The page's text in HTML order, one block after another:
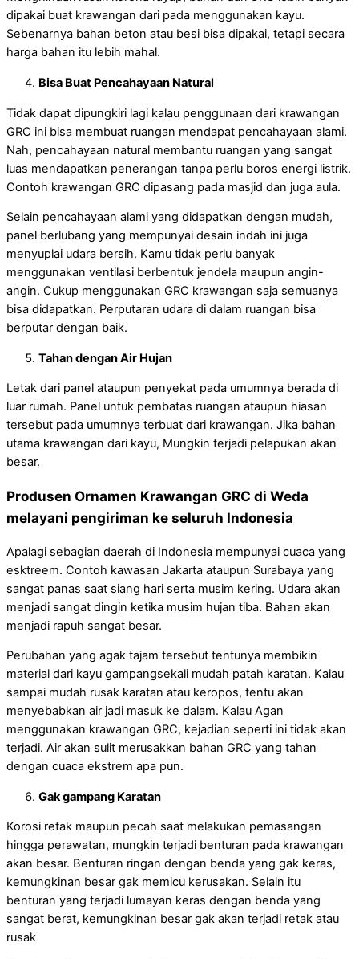
dipakai buat krawangan dari pada menggunakan kayu.
Sebenarnya bahan beton atau besi bisa dipakai, tetapi secara
harga bahan itu lebih mahal.
Bisa Buat Pencahayaan Natural
Tidak dapat dipungkiri lagi kalau penggunaan dari krawangan
GRC ini bisa membuat ruangan mendapat pencahayaan alami.
Nah, pencahayaan natural membantu ruangan yang sangat
luas mendapatkan penerangan tanpa perlu boros energi listrik.
Contoh krawangan GRC dipasang pada masjid dan juga aula.
Selain pencahayaan alami yang didapatkan dengan mudah,
panel berlubang yang mempunyai desain indah ini juga
menyuplai udara bersih. Kamu tidak perlu banyak
menggunakan ventilasi berbentuk jendela maupun angin-
angin. Cukup menggunakan GRC krawangan saja semuanya
bisa didapatkan. Perputaran udara di dalam ruangan bisa
berputar dengan baik.
Tahan dengan Air Hujan
Letak dari panel ataupun penyekat pada umumnya berada di
luar rumah. Panel untuk pembatas ruangan ataupun hiasan
tersebut pada umumnya terbuat dari krawangan. Jika bahan
utama krawangan dari kayu, Mungkin terjadi pelapukan akan
besar.
Produsen Ornamen Krawangan GRC di Weda
melayani pengiriman ke seluruh Indonesia
Apalagi sebagian daerah di Indonesia mempunyai cuaca yang
esktreem. Contoh kawasan Jakarta ataupun Surabaya yang
sangat panas saat siang hari serta musim kering. Udara akan
menjadi sangat dingin ketika musim hujan tiba. Bahan akan
menjadi rapuh sangat besar.
Perubahan yang agak tajam tersebut tentunya membikin
material dari kayu gampangsekali mudah patah karatan. Kalau
sampai mudah rusak karatan atau keropos, tentu akan
menyebabkan air jadi masuk ke dalam. Kalau Agan
menggunakan krawangan GRC, kejadian seperti ini tidak akan
terjadi. Air akan sulit merusakkan bahan GRC yang tahan
dengan cuaca ekstrem apa pun.
Gak gampang Karatan
Korosi retak maupun pecah saat melakukan pemasangan
hingga perawatan, mungkin terjadi benturan pada krawangan
akan besar. Benturan ringan dengan benda yang gak keras,
kemungkinan besar gak memicu kerusakan. Selain itu
benturan yang terjadi lumayan keras dengan benda yang
sangat berat, kemungkinan besar gak akan terjadi retak atau
rusak